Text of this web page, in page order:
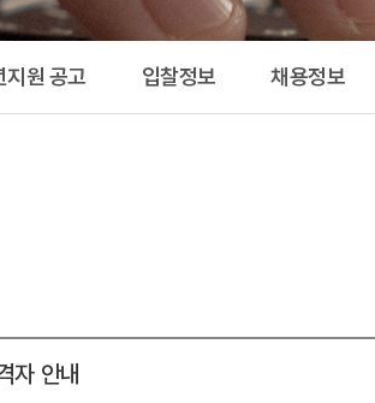
지원 공고 입찰정보 채용정보
자 안내